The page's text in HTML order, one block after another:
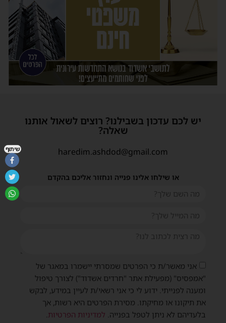
יש לכם עדכון בשבילנו? רוצים לשאול אותנו
שאלה?
haredim.ashdod@gmail.com
או שילחו אלינו פנייה ונחזור אליכם בהקדם
אני מאשר/ת כי הפרטים שמסרתי יישמרו במאגר של
"אמפסיס" (מפעילת אתר "חרדים אשדוד") לצורך טיפול
ומענה לפנייתי. ידוע לי כי אני רשאי/ת לעיין במידע, לבקש
את תיקונו או מחיקתו. מסירת הפרטים היא רשות, אך
בלעדיהם לא ניתן לטפל בפנייה. למדיניות הפרטיות
שיתוף